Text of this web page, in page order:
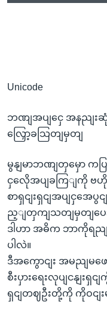
Unicode
ဘဏျအပျငှေ အနညျ
လြှော့ခသြတျမှတျ
မွနျမာဘဏျတှမှော က
ငှလေိုအပျခကြျကို ဗ
စာရှငျးရှငျအပျငှအေ
ည့ျတှကျသတျမှတျပေ
ဒါဟာ အဓိက ဘာကိုရညျ
ပါလဲ။
ဒီအကွောငျး အမညျမဖ
စီးပှားရေးလုပျငနျး
ရှငျတဈဦးတို့ကို ကိုဝငျး